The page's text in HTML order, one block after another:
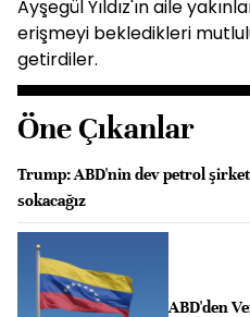
Ayşegül Yıldız'ın aile
erişmeyi bekledikleri
getirdiler.
Öne Çıkanlar
Trump: ABD'nin dev petrol
sokacağız
ABD'den